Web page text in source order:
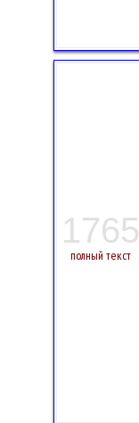
1765
полный текст